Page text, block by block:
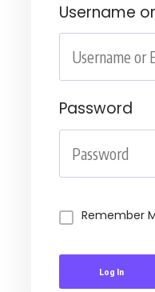
Username
Password
Remember
Log In